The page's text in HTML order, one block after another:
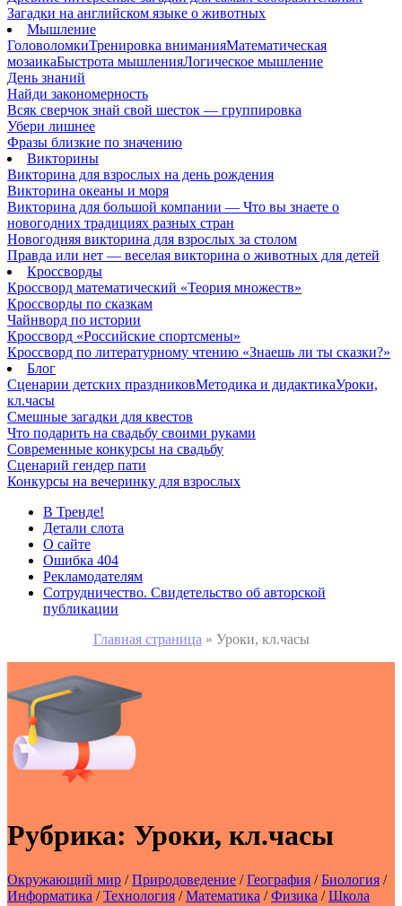
Загадки на английском языке о животных
Мышление
ГоловоломкиТренировка вниманияМатематическая
мозаикаБыстрота мышленияЛогическое мышление
День знаний
Найди закономерность
Всяк сверчок знай свой шесток — группировка
Убери лишнее
Фразы близкие по значению
Викторины
Викторина для взрослых на день рождения
Викторина океаны и моря
Викторина для большой компании — Что вы знаете о
новогодних традициях разных стран
Новогодняя викторина для взрослых за столом
Правда или нет — веселая викторина о животных для детей
Кроссворды
Кроссворд математический «Теория множеств»
Кроссворды по сказкам
Чайнворд по истории
Кроссворд «Российские спортсмены»
Кроссворд по литературному чтению «Знаешь ли ты сказки?»
Блог
Сценарии детских праздниковМетодика и дидактикаУроки,
кл.часы
Смешные загадки для квестов
Что подарить на свадьбу своими руками
Современные конкурсы на свадьбу
Сценарий гендер пати
Конкурсы на вечеринку для взрослых
В Тренде!
Детали слота
О сайте
Ошибка 404
Рекламодателям
Сотрудничество. Свидетельство об авторской
публикации
Главная страница » Уроки, кл.часы
Рубрика: Уроки, кл.часы
Окружающий мир /Природоведение /География /Биология /
Информатика /Технология /Математика /Физика /Школа